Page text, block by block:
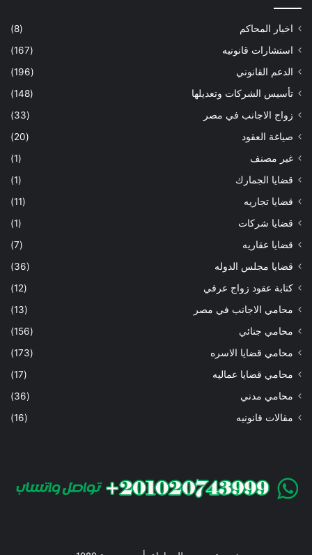
اخبار المحاكم
(8)
استشارات قانونيه
(167)
الدعم القانوني
(196)
تأسيس الشركات وتعديلها
(148)
زواج الاجانب في مصر
(33)
صياغة العقود
(20)
غير مصنف
(1)
قضايا الجمارك
(1)
قضايا تجاريه
(11)
قضايا شركات
(1)
قضايا عقاريه
(7)
قضايا مجلس الدوله
(36)
كتابة عقود زواج عرفي
(12)
محامي الاجانب في مصر
(13)
محامي جنائي
(156)
محامي قضايا الاسره
(173)
محامي قضايا عماليه
(17)
محامي مدني
(36)
مقالات قانونيه
(16)